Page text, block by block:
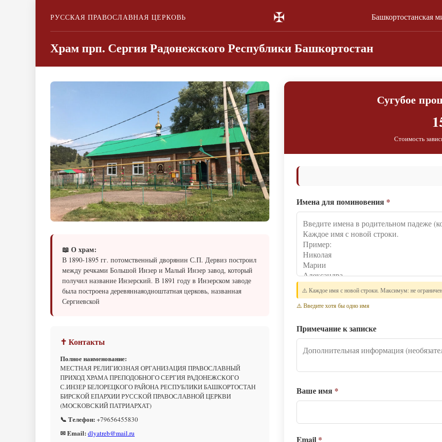
РУССКАЯ ПРАВОСЛАВНАЯ ЦЕРКОВЬ ✠ Башкортостанская
Храм прп. Сергия Радонежского Республики Башкортостан
📖 О храм:
В 1890-1895 гг. потомственный дворянин С.П. Дервиз построил
между речками Большой Инзер и Малый Инзер завод, который
получил название Инзерский. В 1891 году в Инзерском заводе
была построена деревяннаяодноштатная церковь, названная
Сергиевской
✝ Контакты
Полное наименование:
МЕСТНАЯ РЕЛИГИОЗНАЯ ОРГАНИЗАЦИЯ ПРАВОСЛАВНЫЙ
ПРИХОД ХРАМА ПРЕПОДОБНОГО СЕРГИЯ РАДОНЕЖСКОГО
С.ИНЗЕР БЕЛОРЕЦКОГО РАЙОНА РЕСПУБЛИКИ БАШКОРТОСТАН
БИРСКОЙ ЕПАРХИИ РУССКОЙ ПРАВОСЛАВНОЙ ЦЕРКВИ
(МОСКОВСКИЙ ПАТРИАРХАТ)
📞 Телефон: +79656455830
✉ Email: dlyatreb@mail.ru
Сугубое
Стоимость
Имена для поминовения *
⚠️ Каждое имя с новой строки. Максимум: не
⚠️ Введите хотя бы одно имя
Примечание к записке
Ваше имя *
Email *